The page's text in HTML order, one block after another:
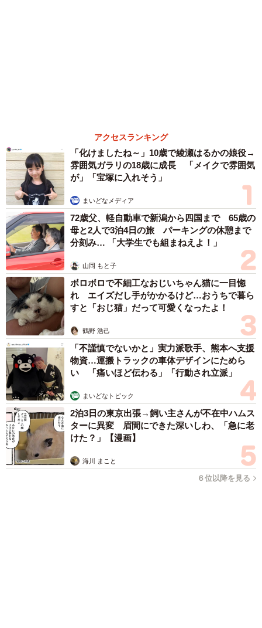
夫はマイファスHiro、義父母も義兄も超有名歌
手の28歳モデル兼俳優が第1子出産を報告「母
子ともに健康…日々、大切に過ごしたい」
まいどなトピック
お盆明けは介護相談が3割増加 帰省時に確認
したい「離れて暮らす親の異変」チェックポイ
ントは？
まいどなニュース情報部
ITエンジニアがAIとつくる家庭菜園 ローカルLLMのゆるふわ
AIたちとお話しながら開墾してみたら… 夢の「スマートな菜
園生活」実現なるか
井二 かける
2026.08.08
プチバズしたママ友とのLINEスクショ うっ